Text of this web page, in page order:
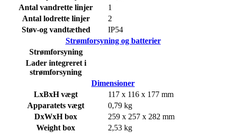
Antal vandrette linjer
1
Antal lodrette linjer
2
Støv-og vandtæthed
IP54
Strømforsyning og batterier
Strømforsyning
Lader integreret i
strømforsyning
Dimensioner
LxBxH vægt
117 x 116 x 177 mm
Apparatets vægt
0,79 kg
DxWxH box
259 x 257 x 282 mm
Weight box
2,53 kg